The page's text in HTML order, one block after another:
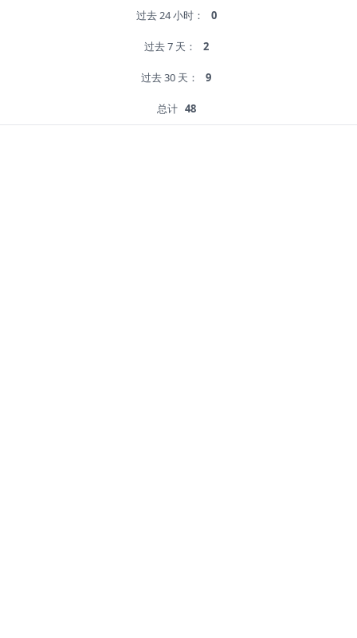
过去 24 小时： 0
过去 7 天： 2
过去 30 天： 9
总计 48